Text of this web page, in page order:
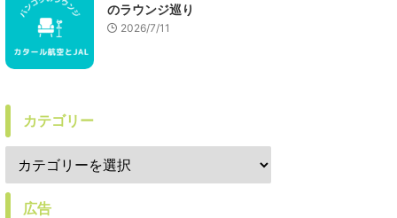
のラウンジ巡り
2026/7/11
カテゴリー
広告